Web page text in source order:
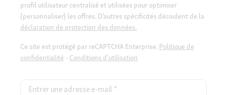
profil utilisateur centralisé et utilisées pour optimiser
(personnaliser) les offres. D’autres spécificités découlent de la
déclaration de protection des données.
Ce site est protégé par reCAPTCHA Enterprise. Politique de
confidentialité - Conditions d'utilisation
Entrer une adresse e-mail *